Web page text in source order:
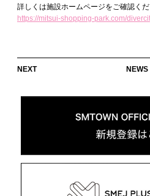
詳しくは施設ホームページをご確認くだ
https://mitsui-shopping-park.com/
NEXT NEWS